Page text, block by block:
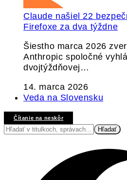
Claude našiel 22
Firefoxe za dva týždne
Šiestho marca 2026
Anthropic spoločné
dvojtýždňovej…
14. marca 2026
Veda na Slovensku
Čítanie na neskôr